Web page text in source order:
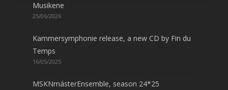
Musikene
25/06/2026
Kammersymphonie release, a new CD by Fin du
Temps
16/05/2025
MSKNmásterEnsemble, season 24*25